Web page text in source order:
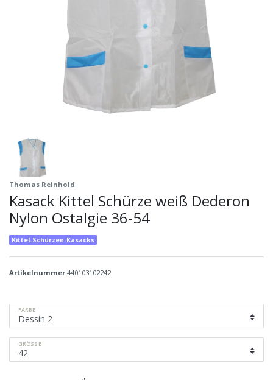
Thomas Reinhold
Kasack Kittel Schürze weiß Dederon
Nylon Ostalgie 36-54
Kittel-Schürzen-Kasacks
Artikelnummer 440103102242
FARBE
GRÖSSE